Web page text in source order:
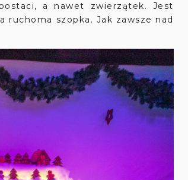
a nawet zwierzątek. Jest
ruchoma szopka. Jak zawsze nad